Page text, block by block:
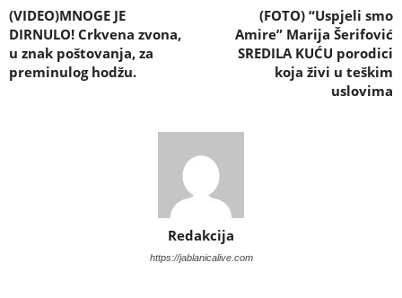
(VIDEO)MNOGE JE
DIRNULO! Crkvena zvona,
u znak poštovanja, za
preminulog hodžu.
(FOTO) “Uspjeli smo
Amire” Marija Šerifović
SREDILA KUĆU porodici
koja živi u teškim
uslovima
Redakcija
https://jablanicalive.com